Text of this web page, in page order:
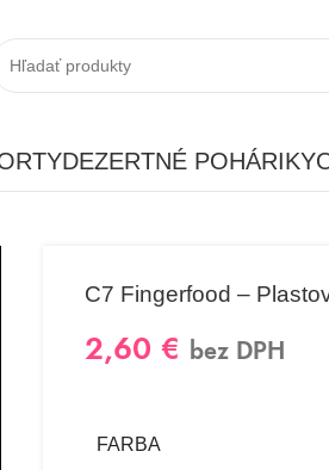
DEZERTNÉ POHÁRIKY
C7 Fingerfood –
2,60 € bez DPH
FARBA